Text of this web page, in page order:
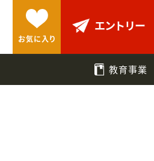
お気に入り
エントリー
教育事業